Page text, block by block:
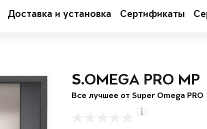
Доставка и установка Сертификаты
S.OMEGA PRO MP
Все лучшее от Super Omega PRO